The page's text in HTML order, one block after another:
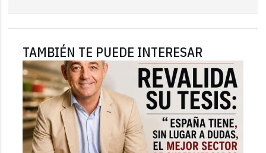
TAMBIÉN TE PUEDE INTERESAR